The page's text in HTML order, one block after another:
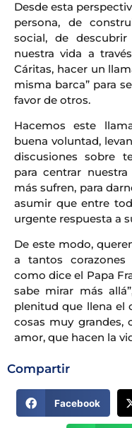
Desde esta
persona, de
social, de
nuestra vida a
Cáritas, hacer un
misma barca” para
favor de otros.
Hacemos este
buena voluntad,
discusiones sobre
para centrar
más sufren, para
asumir que entre
urgente respuesta a
De este modo,
a tantos
como dice el Papa
sabe mirar más
plenitud que llena el
cosas muy grandes,
amor, que hacen la
Compartir
Facebook